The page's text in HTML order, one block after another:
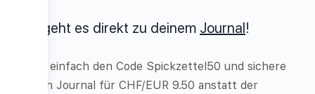
Hier geht es direkt zu deinem Journal!
Nutze einfach den Code Spickzettel50 und sichere
dir dein Journal für CHF/EUR 9.50 anstatt der